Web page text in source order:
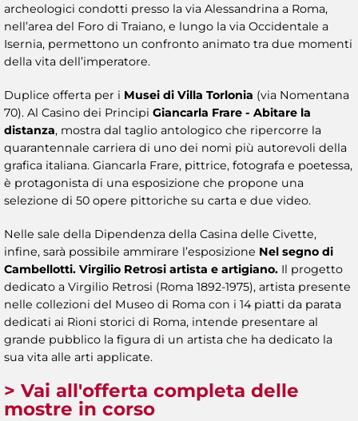
archeologici condotti presso la via Alessandrina a Roma,
nell’area del Foro di Traiano, e lungo la via Occidentale a
Isernia, permettono un confronto animato tra due momenti
della vita dell’imperatore.
Duplice offerta per i Musei di Villa Torlonia (via Nomentana
70). Al Casino dei Principi Giancarla Frare - Abitare la
distanza, mostra dal taglio antologico che ripercorre la
quarantennale carriera di uno dei nomi più autorevoli della
grafica italiana. Giancarla Frare, pittrice, fotografa e poetessa,
è protagonista di una esposizione che propone una
selezione di 50 opere pittoriche su carta e due video.
Nelle sale della Dipendenza della Casina delle Civette,
infine, sarà possibile ammirare l’esposizione Nel segno di
Cambellotti. Virgilio Retrosi artista e artigiano. Il progetto
dedicato a Virgilio Retrosi (Roma 1892-1975), artista presente
nelle collezioni del Museo di Roma con i 14 piatti da parata
dedicati ai Rioni storici di Roma, intende presentare al
grande pubblico la figura di un artista che ha dedicato la
sua vita alle arti applicate.
> Vai all'offerta completa delle
mostre in corso